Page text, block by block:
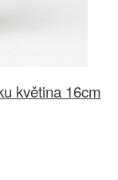
květina 16cm